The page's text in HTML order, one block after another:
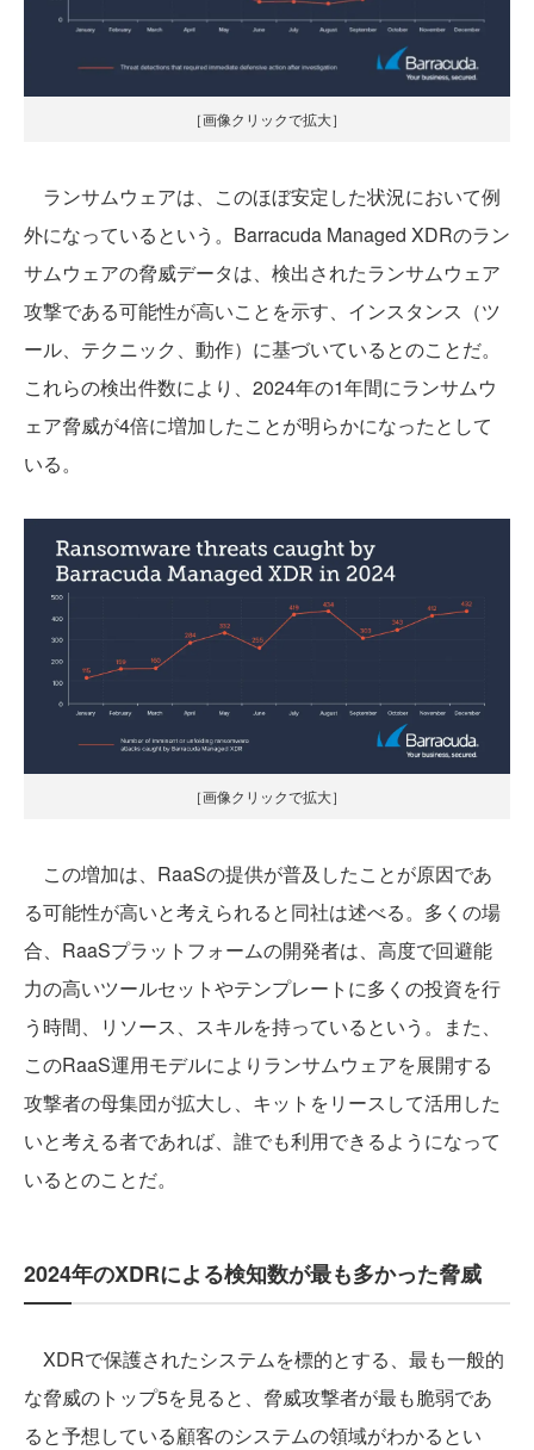
［画像クリックで拡大］
ランサムウェアは、このほぼ安定した状況において例
外になっているという。Barracuda Managed XDRのラン
サムウェアの脅威データは、検出されたランサムウェア
攻撃である可能性が高いことを示す、インスタンス（ツ
ール、テクニック、動作）に基づいているとのことだ。
これらの検出件数により、2024年の1年間にランサムウ
ェア脅威が4倍に増加したことが明らかになったとして
いる。
［画像クリックで拡大］
この増加は、RaaSの提供が普及したことが原因であ
る可能性が高いと考えられると同社は述べる。多くの場
合、RaaSプラットフォームの開発者は、高度で回避能
力の高いツールセットやテンプレートに多くの投資を行
う時間、リソース、スキルを持っているという。また、
このRaaS運用モデルによりランサムウェアを展開する
攻撃者の母集団が拡大し、キットをリースして活用した
いと考える者であれば、誰でも利用できるようになって
いるとのことだ。
2024年のXDRによる検知数が最も多かった脅威
XDRで保護されたシステムを標的とする、最も一般的
な脅威のトップ5を見ると、脅威攻撃者が最も脆弱であ
ると予想している顧客のシステムの領域がわかるとい